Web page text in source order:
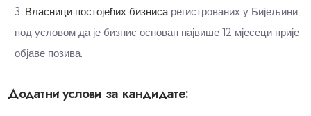
Власници постојећих бизнисарегистрованих у Бијељини,
под условом да је бизнис основан највише 12 мјесеци прије
објаве позива.
Додатни услови за кандидате: